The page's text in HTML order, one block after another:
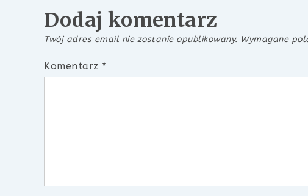
Dodaj komentarz
Twój adres email nie zostanie opublikowany. Wymagane
Komentarz *